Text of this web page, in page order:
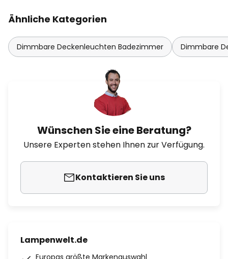
Ähnliche Kategorien
Dimmbare Deckenleuchten Badezimmer Dimmbare
Wünschen Sie eine Beratung?
Unsere Experten stehen Ihnen zur Verfügung.
Kontaktieren Sie uns
Lampenwelt.de
Europas größte Markenauswahl